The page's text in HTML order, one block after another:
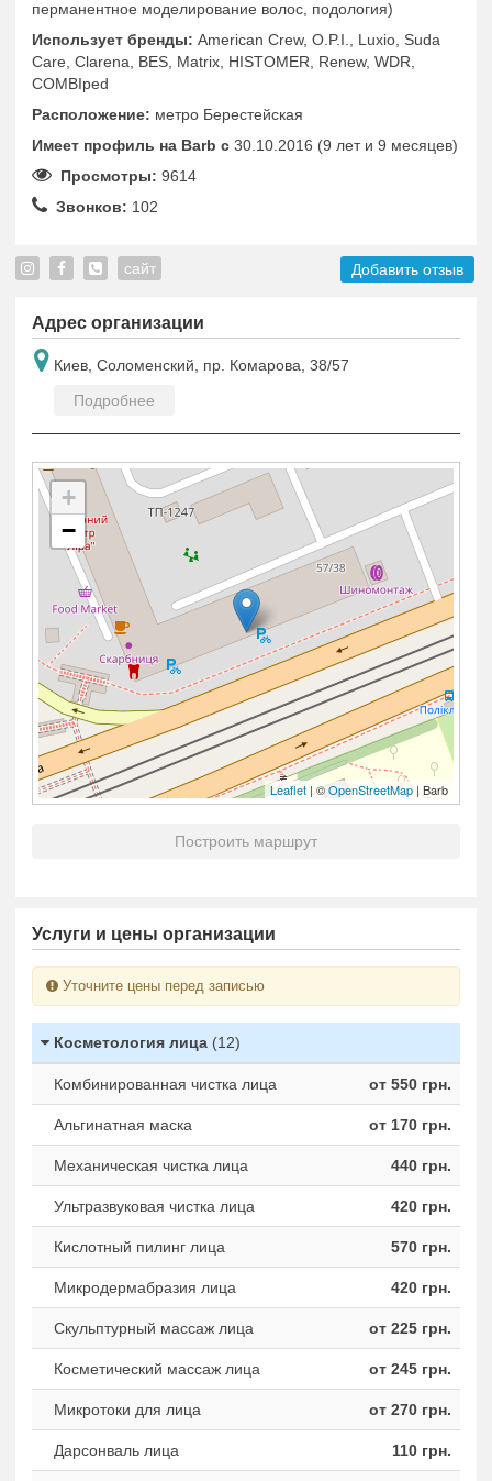
перманентное моделирование волос, подология)
Использует бренды: American Crew, O.P.I., Luxio, Suda
Care, Clarena, BES, Matrix, HISTOMER, Renew, WDR,
COMBIped
Расположение: метро Берестейская
Имеет профиль на Barb c 30.10.2016 (9 лет и 9 месяцев)
Просмотры: 9614
Звонков: 102
сайт Добавить отзыв
Адрес организации
Киев, Соломенский, пр. Комарова, 38/57
Подробнее
+
−
Leaflet | ©OpenStreetMap| Barb
Построить маршрут
Услуги и цены организации
Уточните цены перед записью
Косметология лица (12)
Комбинированная чистка лица от 550 грн.
Альгинатная маска от 170 грн.
Механическая чистка лица 440 грн.
Ультразвуковая чистка лица 420 грн.
Кислотный пилинг лица 570 грн.
Микродермабразия лица 420 грн.
Скульптурный массаж лица от 225 грн.
Косметический массаж лица от 245 грн.
Микротоки для лица от 270 грн.
Дарсонваль лица 110 грн.